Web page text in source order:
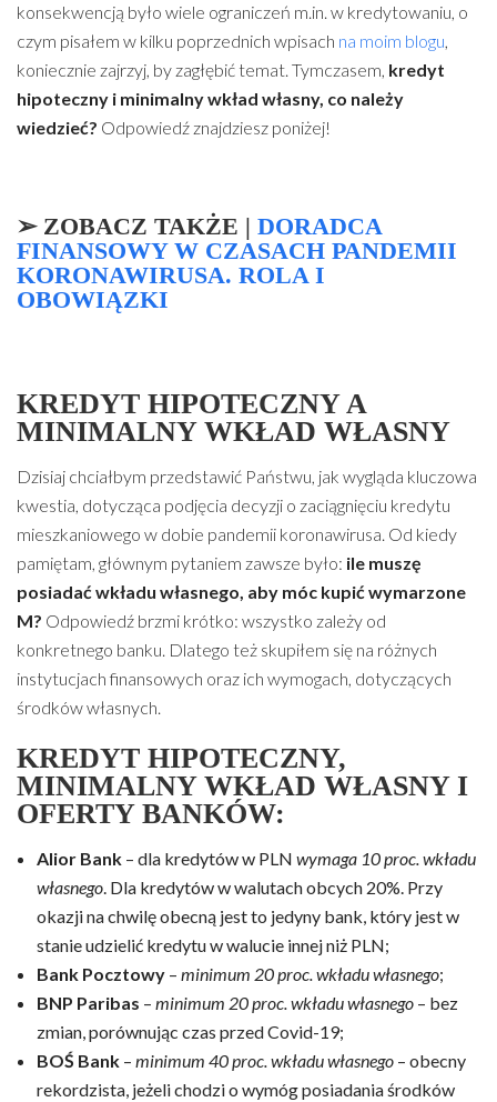
konsekwencją było wiele ograniczeń m.in. w kredytowaniu, o
czym pisałem w kilku poprzednich wpisach na moim blogu,
koniecznie zajrzyj, by zagłębić temat. Tymczasem, kredyt
hipoteczny i minimalny wkład własny, co należy
wiedzieć? Odpowiedź znajdziesz poniżej!
➢ ZOBACZ TAKŻE | DORADCA
FINANSOWY W CZASACH PANDEMII
KORONAWIRUSA. ROLA I
OBOWIĄZKI
KREDYT HIPOTECZNY A
MINIMALNY WKŁAD WŁASNY
Dzisiaj chciałbym przedstawić Państwu, jak wygląda kluczowa
kwestia, dotycząca podjęcia decyzji o zaciągnięciu kredytu
mieszkaniowego w dobie pandemii koronawirusa. Od kiedy
pamiętam, głównym pytaniem zawsze było: ile muszę
posiadać wkładu własnego, aby móc kupić wymarzone
M? Odpowiedź brzmi krótko: wszystko zależy od
konkretnego banku. Dlatego też skupiłem się na różnych
instytucjach finansowych oraz ich wymogach, dotyczących
środków własnych.
KREDYT HIPOTECZNY,
MINIMALNY WKŁAD WŁASNY I
OFERTY BANKÓW:
Alior Bank – dla kredytów w PLN wymaga 10 proc. wkładu
własnego. Dla kredytów w walutach obcych 20%. Przy
okazji na chwilę obecną jest to jedyny bank, który jest w
stanie udzielić kredytu w walucie innej niż PLN;
Bank Pocztowy – minimum 20 proc. wkładu własnego;
BNP Paribas – minimum 20 proc. wkładu własnego – bez
zmian, porównując czas przed Covid-19;
BOŚ Bank – minimum 40 proc. wkładu własnego – obecny
rekordzista, jeżeli chodzi o wymóg posiadania środków